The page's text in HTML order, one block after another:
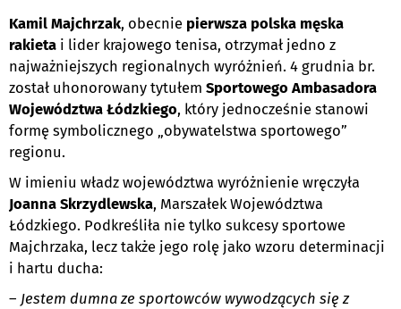
Kamil Majchrzak, obecnie pierwsza polska męska
rakieta i lider krajowego tenisa, otrzymał jedno z
najważniejszych regionalnych wyróżnień. 4 grudnia br.
został uhonorowany tytułem Sportowego Ambasadora
Województwa Łódzkiego, który jednocześnie stanowi
formę symbolicznego „obywatelstwa sportowego”
regionu.
W imieniu władz województwa wyróżnienie wręczyła
Joanna Skrzydlewska, Marszałek Województwa
Łódzkiego. Podkreśliła nie tylko sukcesy sportowe
Majchrzaka, lecz także jego rolę jako wzoru determinacji
i hartu ducha:
– Jestem dumna ze sportowców wywodzących się z